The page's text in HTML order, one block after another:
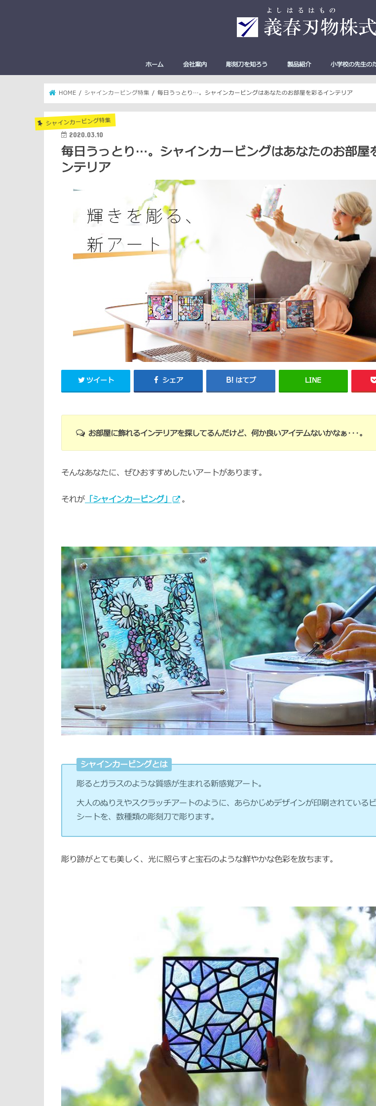
ホーム 会社案内 彫刻刀を知ろう
全鋼と付鋼（二層鋼）の違い
彫刻刀の使い方 完全ガイド
彫刻刀の選び方 完全ガイド
砥石を使った彫刻刀の研ぎ方
彫刻刀の刃の種類と形
彫刻刀ができるまで
製品紹介
[New！] Shine Carving
彫刻刀
切出小刀
ハサミ
キッチン用品
小学校の先生の
HOME シャインカービング特集 毎日うっとり…。シャインカービングはあなたのお部屋を彩るインテリア
シャインカービング特集
2020.03.10
毎日うっとり…。シャインカービングはあなたのお部屋
ンテリア
ツイート シェア はてブ LINE
お部屋に飾れるインテリアを探してるんだけど、何か良いアイテムないかなぁ･･･。
そんなあなたに、ぜひおすすめしたいアートがあります。
それが「シャインカービング」 。
シャインカービングとは
彫るとガラスのような質感が生まれる新感覚アート。
大人のぬりえやスクラッチアートのように、あらかじめデザインが印刷されている
シートを、数種類の彫刻刀で彫ります。
彫り跡がとても美しく、光に照らすと宝石のような鮮やかな色彩を放ちます。